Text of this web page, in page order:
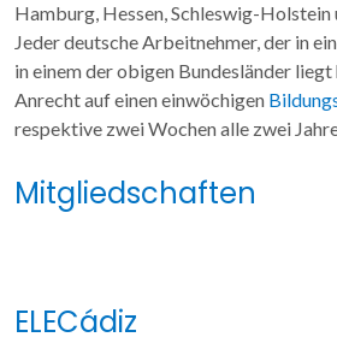
Hamburg, Hessen, Schleswig-Holstein
Jeder deutsche Arbeitnehmer, der in
in einem der obigen Bundesländer
Anrecht auf einen einwöchigen
respektive zwei Wochen alle zwei
Mitgliedschaften
ELECádiz